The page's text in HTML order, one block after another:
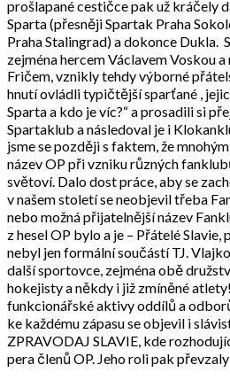
prošlapané cestičce pak už kráčely
Sparta (přesněji Spartak Praha
Praha Stalingrad) a dokonce Dukla.
zejména hercem Václavem Voskou
Fričem, vznikly tehdy výborné
hnutí ovládli typičtější sparťané ,
Sparta a kdo je víc?“ a prosadili si
Spartaklub a následoval je i
jsme se později s faktem, že
název OP při vzniku různých
světoví. Dalo dost práce, aby se
v našem století se neobjevil třeba
nebo možná přijatelnější název
z hesel OP bylo a je – Přátelé
nebyl jen formální součástí TJ.
další sportovce, zejména obě
hokejisty a někdy i již zmíněné
funkcionářské aktivy oddílů a
ke každému zápasu se objevil i
ZPRAVODAJ SLAVIE, kde
pera členů OP. Jeho roli pak